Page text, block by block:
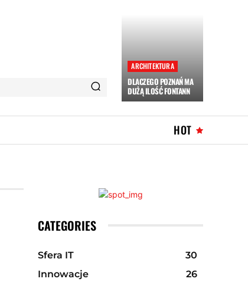
ARCHITEKTURA
DLACZEGO POZNAŃ MA
DUŻĄ ILOŚĆ FONTANN
HOT
CATEGORIES
Sfera IT
30
Innowacje
26